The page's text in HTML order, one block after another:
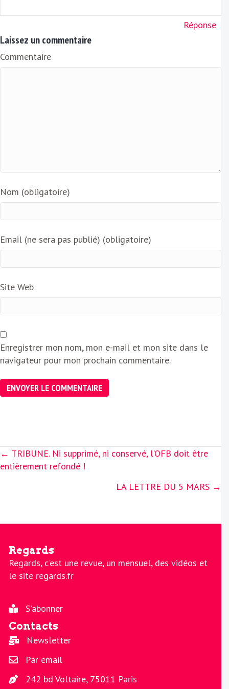
Réponse
Laissez un commentaire
Commentaire
Nom (obligatoire)
Email (ne sera pas publié) (obligatoire)
Site Web
Enregistrer mon nom, mon e-mail et mon site dans le
navigateur pour mon prochain commentaire.
Posts
navigation
← TRIBUNE. Ni supprimé, ni conservé, l’OFB doit être
entièrement refondé !
LA LETTRE DU 5 MARS →
Regards
Regards, c'est une revue, un mensuel, des vidéos et
le site regards.fr
S'abonner
Contacts
Newsletter
Par email
242 bd Voltaire, 75011 Paris